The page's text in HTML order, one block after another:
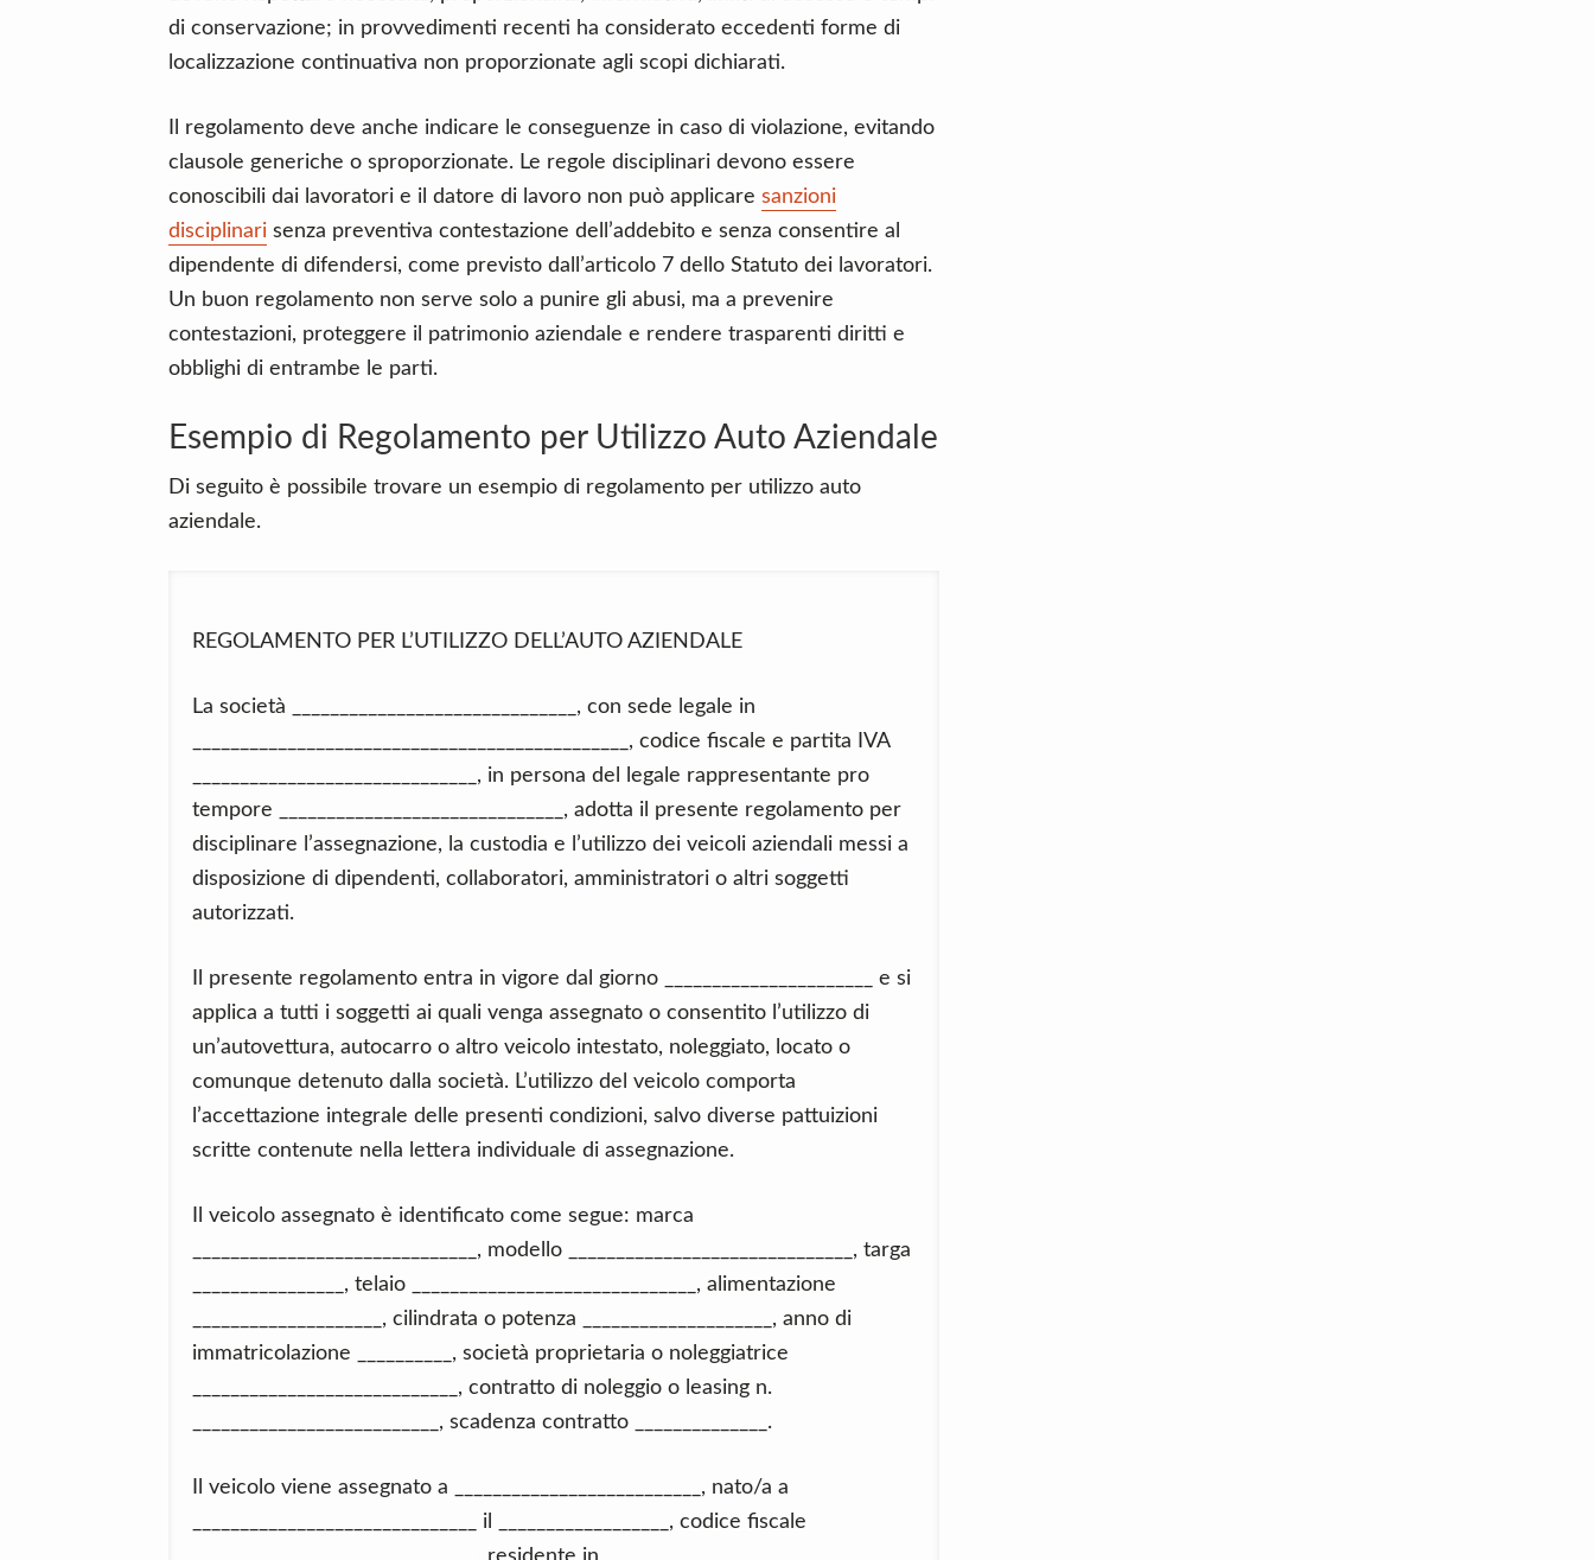
di conservazione; in provvedimenti recenti ha considerato eccedenti forme di
localizzazione continuativa non proporzionate agli scopi dichiarati.
Il regolamento deve anche indicare le conseguenze in caso di violazione, evitando
clausole generiche o sproporzionate. Le regole disciplinari devono essere
conoscibili dai lavoratori e il datore di lavoro non può applicare sanzioni
disciplinari senza preventiva contestazione dell’addebito e senza consentire al
dipendente di difendersi, come previsto dall’articolo 7 dello Statuto dei lavoratori.
Un buon regolamento non serve solo a punire gli abusi, ma a prevenire
contestazioni, proteggere il patrimonio aziendale e rendere trasparenti diritti e
obblighi di entrambe le parti.
Esempio di Regolamento per Utilizzo Auto Aziendale
Di seguito è possibile trovare un esempio di regolamento per utilizzo auto
aziendale.
REGOLAMENTO PER L’UTILIZZO DELL’AUTO AZIENDALE
La società ______________________________, con sede legale in
______________________________________________, codice fiscale e partita IVA
______________________________, in persona del legale rappresentante pro
tempore ______________________________, adotta il presente regolamento per
disciplinare l’assegnazione, la custodia e l’utilizzo dei veicoli aziendali messi a
disposizione di dipendenti, collaboratori, amministratori o altri soggetti
autorizzati.
Il presente regolamento entra in vigore dal giorno ______________________ e si
applica a tutti i soggetti ai quali venga assegnato o consentito l’utilizzo di
un’autovettura, autocarro o altro veicolo intestato, noleggiato, locato o
comunque detenuto dalla società. L’utilizzo del veicolo comporta
l’accettazione integrale delle presenti condizioni, salvo diverse pattuizioni
scritte contenute nella lettera individuale di assegnazione.
Il veicolo assegnato è identificato come segue: marca
______________________________, modello ______________________________, targa
________________, telaio ______________________________, alimentazione
____________________, cilindrata o potenza ____________________, anno di
immatricolazione __________, società proprietaria o noleggiatrice
____________________________, contratto di noleggio o leasing n.
__________________________, scadenza contratto ______________.
Il veicolo viene assegnato a __________________________, nato/a a
______________________________ il __________________, codice fiscale